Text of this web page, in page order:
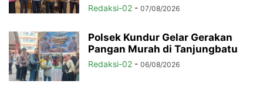
Redaksi-02 - 07/08/2026
Polsek Kundur Gelar Gerakan
Pangan Murah di Tanjungbatu
Redaksi-02 - 06/08/2026